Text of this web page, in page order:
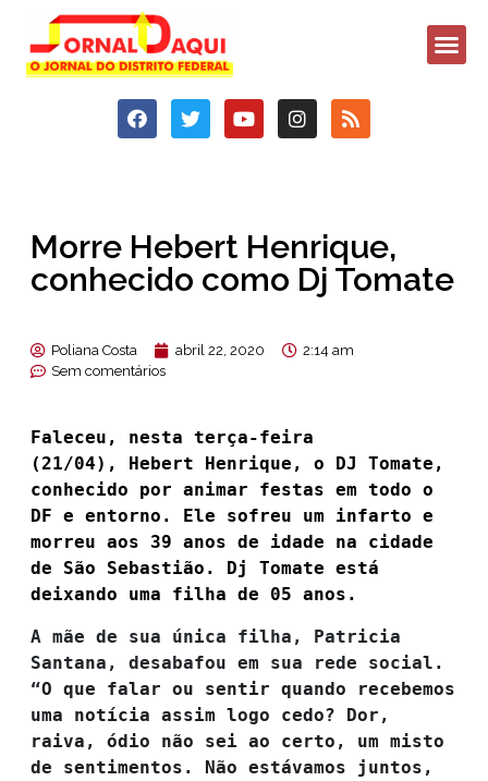
Morre Hebert Henrique,
conhecido como Dj Tomate
Poliana Costa abril 22, 2020
2:14 am
Sem comentários
Faleceu, nesta terça-feira
(21/04), Hebert Henrique, o DJ Tomate,
conhecido por animar festas em todo o
DF e entorno. Ele sofreu um infarto e
morreu aos 39 anos de idade na cidade
de São Sebastião. Dj Tomate está
deixando uma filha de 05 anos.
A mãe de sua única filha, Patricia
Santana, desabafou em sua rede social.
“O que falar ou sentir quando recebemos
uma notícia assim logo cedo? Dor,
raiva, ódio não sei ao certo, um misto
de sentimentos. Não estávamos
juntos,